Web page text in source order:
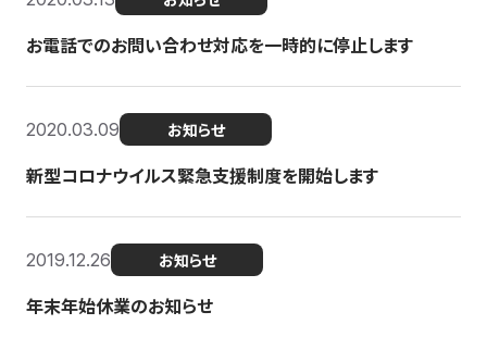
お電話でのお問い合わせ対応を一時的に停止します
2020.03.09 お知らせ
新型コロナウイルス緊急支援制度を開始します
2019.12.26 お知らせ
年末年始休業のお知らせ